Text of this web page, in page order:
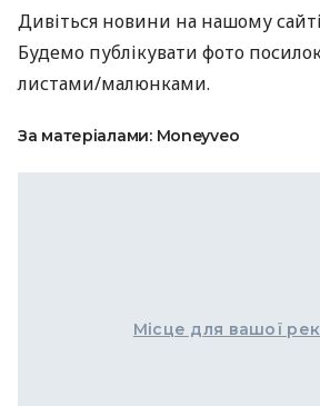
Дивіться новини на нашому
Будемо публікувати фото
листами/малюнками.
За матеріалами: Moneyveo
Місце для вашої